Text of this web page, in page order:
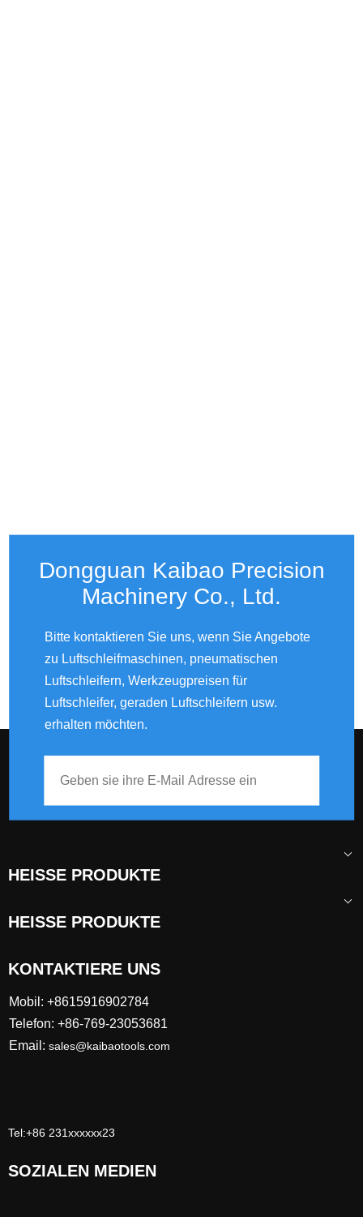
Dongguan Kaibao Precision
Machinery Co., Ltd.​​​​​​​
Bitte kontaktieren Sie uns, wenn Sie Angebote
zu Luftschleifmaschinen, pneumatischen
Luftschleifern, Werkzeugpreisen für
Luftschleifer, geraden Luftschleifern usw.
erhalten möchten.
HEISSE PRODUKTE
HEISSE PRODUKTE
KONTAKTIERE UNS
Mobil: +8615916902784
Telefon: +86-769-23053681
Email: sales@kaibaotools.com
Tel:+86 231xxxxxx23
SOZIALEN MEDIEN